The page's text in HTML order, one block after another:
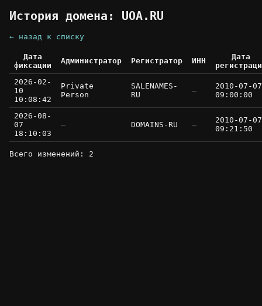
История домена: UOA.RU
← назад к списку
Дата
фиксации
Администратор Регистратор ИНН
Дата
2026-02-
10
10:08:42
Private
Person
SALENAMES-
RU
—
2010-07-07
09:00:00
2026-08-
07
18:10:03
— DOMAINS-RU —
2010-07-07
09:21:50
Всего изменений: 2